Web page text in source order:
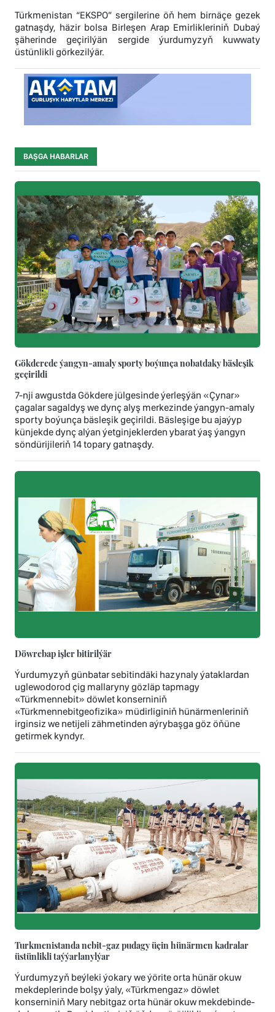
Türkmenistan “EKSPO” sergilerine öň hem birnäçe gezek
gatnaşdy, häzir bolsa Birleşen Arap Emirlikleriniň Dubaý
şäherinde geçirilýän sergide ýurdumyzyň kuwwaty
üstünlikli görkezilýär.
BAŞGA HABARLAR
Gökderede ýangyn-amaly sporty boýunça nobatdaky bäsleşik
geçirildi
7-nji awgustda Gökdere jülgesinde ýerleşýän «Çynar»
çagalar sagaldyş we dynç alyş merkezinde ýangyn-amaly
sporty boýunça bäsleşik geçirildi. Bäsleşige bu ajaýyp
künjekde dynç alýan ýetginjeklerden ybarat ýaş ýangyn
söndürijileriň 14 topary gatnaşdy.
Döwrebap işler bitirilýär
Ýurdumyzyň günbatar sebitindäki hazynaly ýataklardan
uglewodorod çig mallaryny gözläp tapmagy
«Türkmennebit» döwlet konserniniň
«Türkmennebitgeofizika» müdirliginiň hünärmenleriniň
irginsiz we netijeli zähmetinden aýrybaşga göz öňüne
getirmek kyndyr.
Turkmenistanda nebit-gaz pudagy üçin hünärmen kadralar
üstünlikli taýýarlanylýar
Ýurdumyzyň beýleki ýokary we ýörite orta hünär okuw
mekdeplerinde bolşy ýaly, «Türkmengaz» döwlet
konserniniň Mary nebitgaz orta hünär okuw mekdebinde-